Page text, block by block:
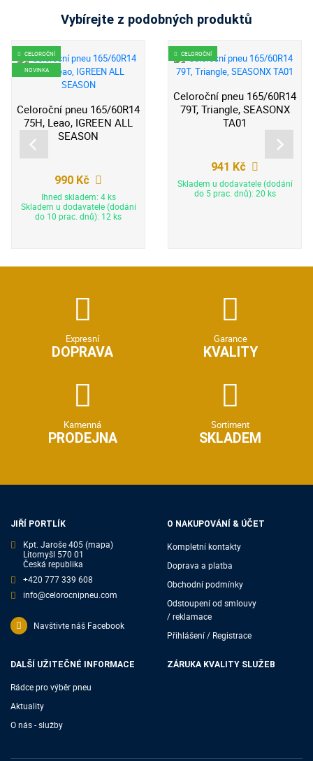
Vybírejte z podobných produktů
CELOROČNÍ
NOVINKA
Celoroční pneu 165/60R14
75H, Leao, IGREEN ALL
SEASON
990 Kč
Ihned skladem: 4 ks
Skladem u dodavatele (dodání
do 10 prac. dnů): 12 ks
CELOROČNÍ
Celoroční pneu 165/60R14
79T, Triangle, SEASONX
TA01
941 Kč
Skladem u dodavatele (dodání
do 5 prac. dnů): 20 ks
Expresní
DOPRAVA
Garance
KVALITY
Kamenná
PRODEJNA
Sortiment
SKLADEM
JIŘÍ PORTLÍK
Kpt. Jaroše 405(mapa)
Litomyšl 570 01
Česká republika
+420 777 339 608
info@celorocnipneu.com
Navštivte náš Facebook
O NAKUPOVÁNÍ & ÚČET
Kompletní kontakty
Doprava a platba
Obchodní podmínky
Odstoupení od smlouvy
/ reklamace
Přihlášení / Registrace
DALŠÍ UŽITEČNÉ INFORMACE
Rádce pro výběr pneu
Aktuality
O nás - služby
ZÁRUKA KVALITY SLUŽEB